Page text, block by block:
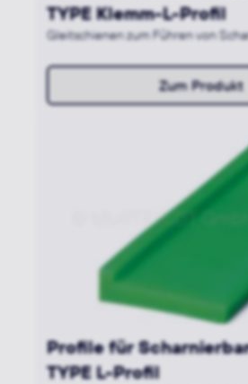
TYPE Klemm-L-Profil
Gleitschienen zum Führen von
Zum Produkt
Profile für
TYPE L-Profil